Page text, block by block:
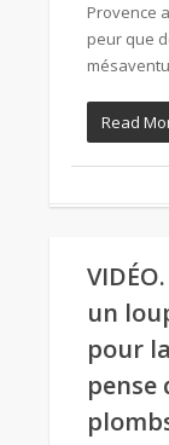
Provence
peur que
Read
un
pour
pense